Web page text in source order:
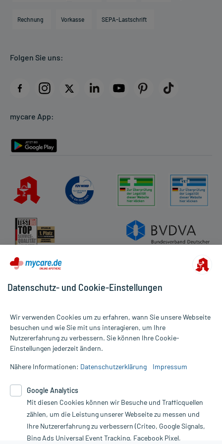
Direktabrechnung PKV
AGB
Datenschutz
Rückgabe/Widerruf
Rechnung Vorkasse SEPA-Lastschrift
Folgen Sie uns:
mycare App:
Alle Preise gelten inkl. MwSt., ggf. zzgl. Versandkosten
Informationen auf dieser Website werden ausschließlich für
die Untersuchung und Behandlung durch einen Arzt. Bitte
Therapien eingeleitet werden können. | Diese Webseite benutzt
Google Analytics. Lesen Sie bitte dazu die wichtigen Hinweise in
unserer Datenschutzerklärung. Für den Widerruf einer Bestellung
nutzen Sie das Formular:
Datenschutz- und Cookie-Einstellungen
Wir verwenden Cookies um zu erfahren, wann Sie unsere Webseite
besuchen und wie Sie mit uns interagieren, um Ihre
Nutzererfahrung zu verbessern. Sie können Ihre Cookie-
Einstellungen jederzeit ändern.
Nähere Informationen: Datenschutzerklärung Impressum
Google Analytics
Mit diesen Cookies können wir Besuche und Trafficquellen
zählen, um die Leistung unserer Webseite zu messen und
Ihre Nutzererfahrung zu verbessern (Criteo, Google Signals,
Bing Ads Universal Event Tracking, Facebook Pixel,